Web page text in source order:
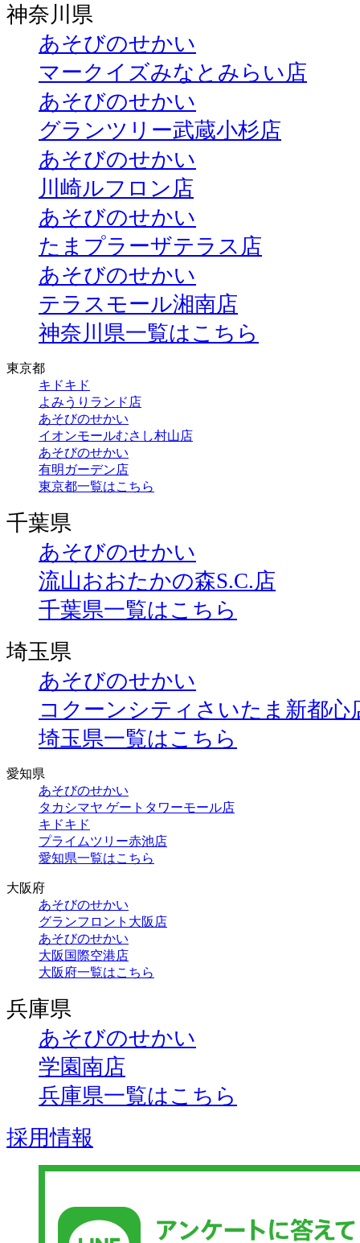
神奈川県
あそびのせかい
マークイズみなとみらい店
あそびのせかい
グランツリー武蔵小杉店
あそびのせかい
川崎ルフロン店
あそびのせかい
たまプラーザテラス店
あそびのせかい
テラスモール湘南店
神奈川県一覧はこちら
東京都
キドキド
よみうりランド店
あそびのせかい
イオンモールむさし村山店
あそびのせかい
有明ガーデン店
東京都一覧はこちら
千葉県
あそびのせかい
流山おおたかの森S.C.店
千葉県一覧はこちら
埼玉県
あそびのせかい
コクーンシティさいたま新都心
埼玉県一覧はこちら
愛知県
あそびのせかい
タカシマヤ ゲートタワーモール店
キドキド
プライムツリー赤池店
愛知県一覧はこちら
大阪府
あそびのせかい
グランフロント大阪店
あそびのせかい
大阪国際空港店
大阪府一覧はこちら
兵庫県
あそびのせかい
学園南店
兵庫県一覧はこちら
採用情報